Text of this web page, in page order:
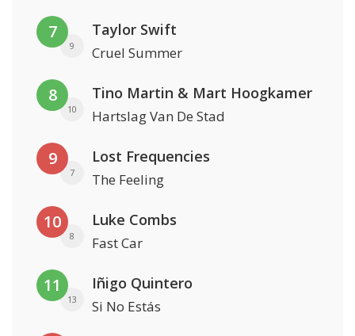
7
9
Taylor Swift
Cruel Summer
8
10
Tino Martin & Mart Hoogkamer
Hartslag Van De Stad
9
7
Lost Frequencies
The Feeling
10
8
Luke Combs
Fast Car
11
13
Iñigo Quintero
Si No Estás